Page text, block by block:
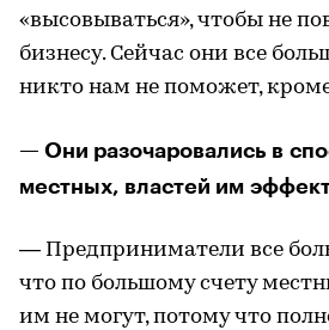
«высовываться», чтобы не
бизнесу. Сейчас они все
никто нам не поможет,
— Они разочаровались в
местных, властей им
— Предприниматели все
что по большому счету
им не могут, потому что